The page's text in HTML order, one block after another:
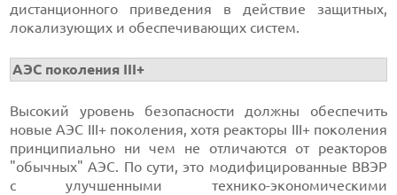
дистанционного приведения в действие защитных,
локализующих и обеспечивающих систем.
АЭС поколения III+
Высокий уровень безопасности должны обеспечить
новые АЭС III+ поколения, хотя реакторы III+ поколения
принципиально ни чем не отличаются от реакторов
"обычных" АЭС. По сути, это модифицированные ВВЭР
с улучшенными технико-экономическими